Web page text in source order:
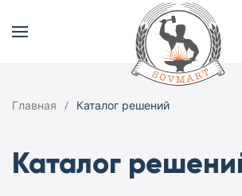
Главная Каталог решений
Каталог